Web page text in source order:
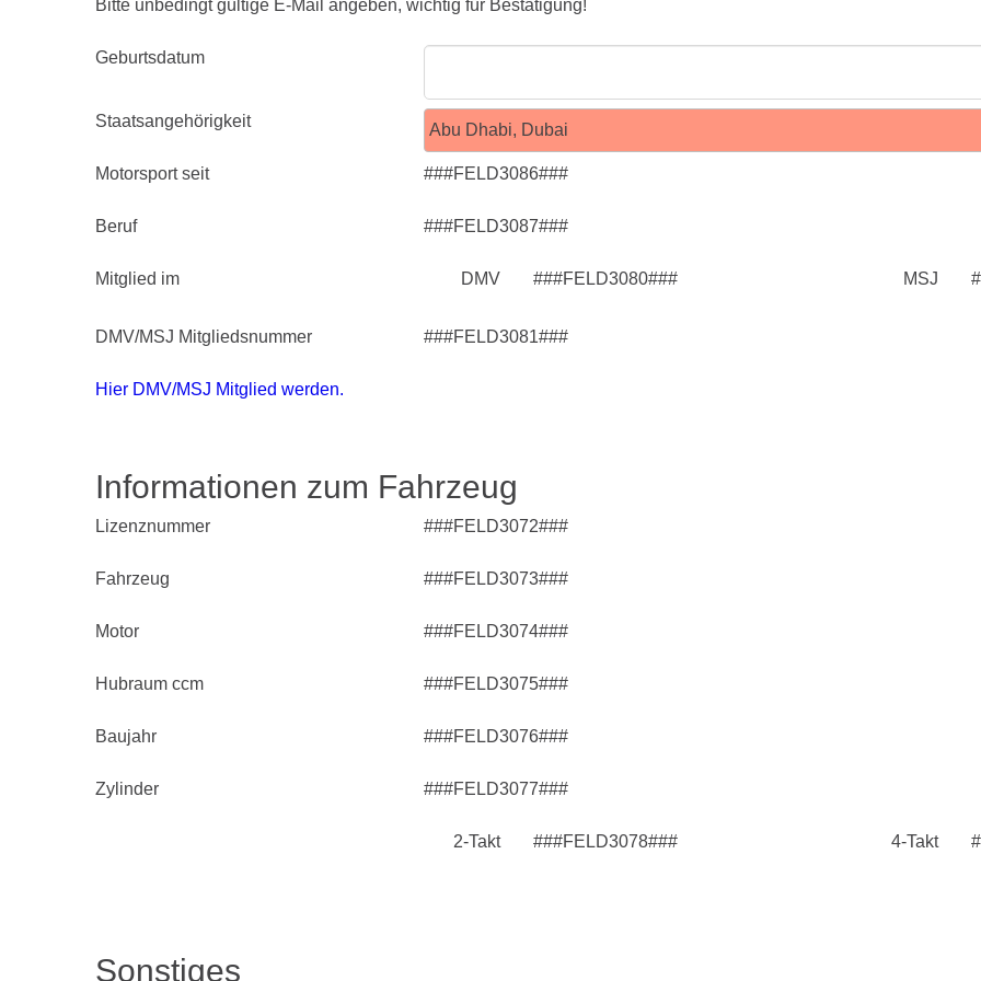
Bitte unbedingt gültige E-Mail angeben, wichtig für Bestätigung!
Geburtsdatum
Staatsangehörigkeit
Motorsport seit ###FELD3086###
Beruf ###FELD3087###
Mitglied im DMV ###FELD3080### MSJ
DMV/MSJ Mitgliedsnummer ###FELD3081###
Hier DMV/MSJ Mitglied werden.
Informationen zum Fahrzeug
Lizenznummer ###FELD3072###
Fahrzeug ###FELD3073###
Motor ###FELD3074###
Hubraum ccm ###FELD3075###
Baujahr ###FELD3076###
Zylinder ###FELD3077###
2-Takt ###FELD3078### 4-Takt
Sonstiges